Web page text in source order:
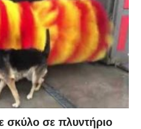
σκύλο σε πλυντήριο